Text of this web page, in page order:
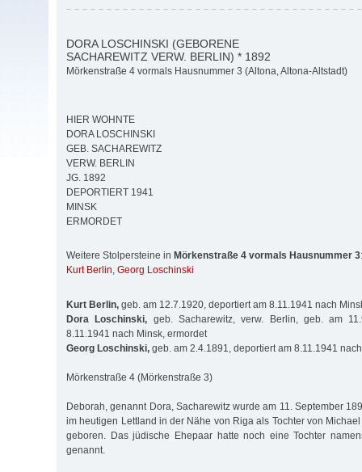
DORA LOSCHINSKI (GEBORENE
SACHAREWITZ VERW. BERLIN) * 1892
Mörkenstraße 4 vormals Hausnummer 3 (Altona, Altona-Altstadt)
HIER WOHNTE
DORA LOSCHINSKI
GEB. SACHAREWITZ
VERW. BERLIN
JG. 1892
DEPORTIERT 1941
MINSK
ERMORDET
Weitere Stolpersteine in Mörkenstraße 4 vormals Hausnummer 3:
Kurt Berlin, Georg Loschinski
Kurt Berlin, geb. am 12.7.1920, deportiert am 8.11.1941 nach
Dora Loschinski, geb. Sacharewitz, verw. Berlin, geb. am
8.11.1941 nach Minsk, ermordet
Georg Loschinski, geb. am 2.4.1891, deportiert am 8.11.1941
Mörkenstraße 4 (Mörkenstraße 3)
Deborah, genannt Dora, Sacharewitz wurde am 11. September
im heutigen Lettland in der Nähe von Riga als Tochter von
geboren. Das jüdische Ehepaar hatte noch eine Tochter
genannt.